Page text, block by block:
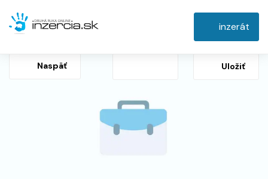
inzerát
Naspäť Uložiť